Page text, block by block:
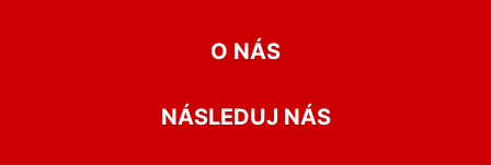
O NÁS
NÁSLEDUJ NÁS